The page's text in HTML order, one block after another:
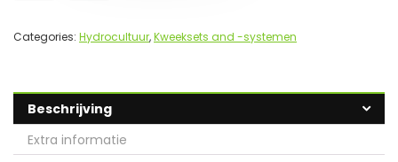
Categories: Hydrocultuur,Kweeksets and -systemen
Beschrijving
Extra informatie